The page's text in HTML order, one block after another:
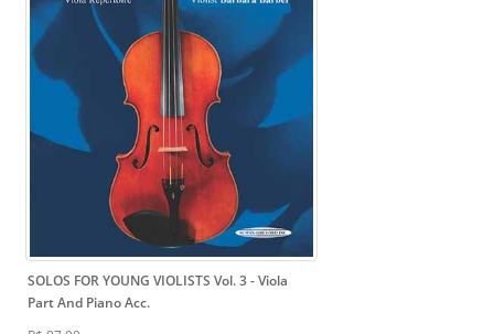
SOLOS FOR YOUNG VIOLISTS Vol. 3- Viola
Part And Piano Acc.